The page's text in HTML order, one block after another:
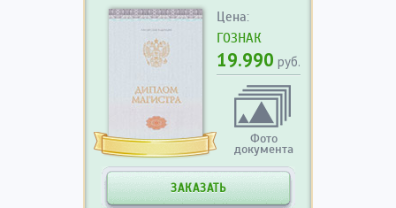
Цена:
ГОЗНАК
19.990 руб.
Фото
документа
ЗАКАЗАТЬ